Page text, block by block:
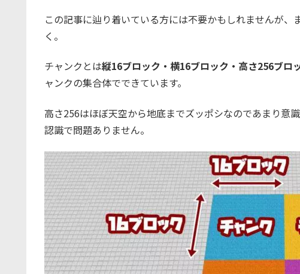
この記事に辿り着いている方には不要かもしれませんが、
く。
チャンクとは縦16ブロック・横16ブロック・高さ256ブロ
ャンクの集合体でできています。
高さ256はほぼ天空から地底までズッポシなのであまり意
認識で問題ありません。